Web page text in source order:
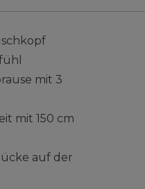
mit 3
mit 150 cm
auf der